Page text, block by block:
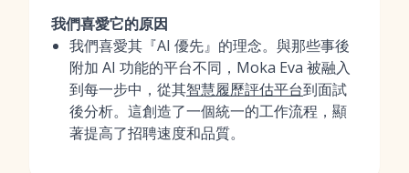
我們喜愛它的原因
我們喜愛其『AI 優先』的理念。與那些事後
附加 AI 功能的平台不同，Moka Eva 被融入
到每一步中，從其智慧履歷評估平台到面試
後分析。這創造了一個統一的工作流程，顯
著提高了招聘速度和品質。